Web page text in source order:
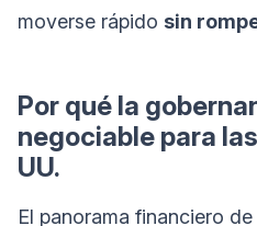
moverse rápido sin
Por qué la
negociable para
UU.
El panorama financiero